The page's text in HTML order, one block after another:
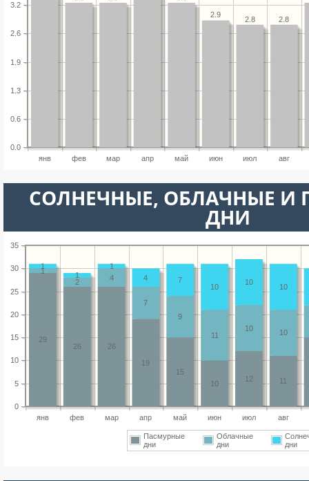
янв фев мар апр май июн июл авг
0.0
0.6
1.3
1.9
2.6
3.2
2.8
2.8
2.9
CОЛНЕЧНЫЕ, ОБЛАЧНЫЕ И
ДНИ
янв фев мар апр май июн июл авг
0
5
10
15
20
25
30
35
11
12
10
15
19
26
26
29
10
10
11
9
7
4
2
1
10
10
10
7
4
1
1
1
Пасмурные
дни
Облачные
дни
дни